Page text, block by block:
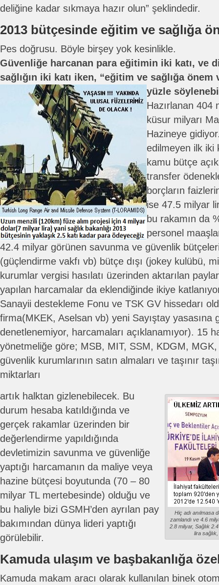
deliğine kadar sıkmaya hazır olun” şeklindedir.
2013 bütçesinde eğitim ve sağlığa
Pes doğrusu. Böyle birşey yok kesinlikle.
Güvenliğe harcanan para eğitimin iki katı, ve
sağlığın iki katı iken, “eğitim ve sağlığa önem
yüzle
Hazırlanan 404
küsur milyarı
Hazineye
edilmeyen ilk iki
kamu bütçe
transfer
borçların
ise 47.5 milyar
bu rakamın da
personel
42.4 milyar görünen savunma ve güvenlik
(güçlendirme vakfı vb) bütçe dışı (jokey kulübü,
kurumlar vergisi hasılatı üzerinden aktarılan
yapılan harcamalar da eklendiğinde ikiye
Sanayii destekleme Fonu ve TSK GV hissedarı
firma(MKEK, Aselsan vb) yeni Sayıştay yasasına
denetlenemiyor, harcamaları açıklanamıyor). 15
yönetmeliğe göre; MSB, MIT, SSM, KDGM,
güvenlik kurumlarının satın almaları ve taşınır
miktarları
Hiç adı anılmasa
zamlandı ve 4.6
2.8 milyar, Sağlık
lira
artık halktan gizlenebilecek. Bu
durum hesaba katıldığında ve
gerçek rakamlar üzerinden bir
değerlendirme yapıldığında
devletimizin savunma ve güvenliğe
yaptığı harcamanın da maliye veya
hazine bütçesi boyutunda (70 – 80
milyar TL mertebesinde) olduğu ve
bu haliyle bizi GSMH’den ayrılan pay
bakımından dünya lideri yaptığı
görülebilir.
Kamuda ulaşım ve başbakanlığa
Kamuda makam aracı olarak kullanılan binek